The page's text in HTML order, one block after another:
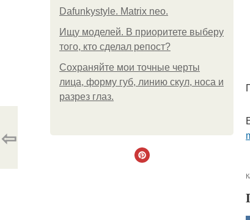
Dafunkystyle. Matrix neo.
Ищу моделей. В приоритете выберу
того, кто сделал репост?
Сохраняйте мои точные черты
лица, форму губ, линию скул, носа и
разрез глаз.
⇦